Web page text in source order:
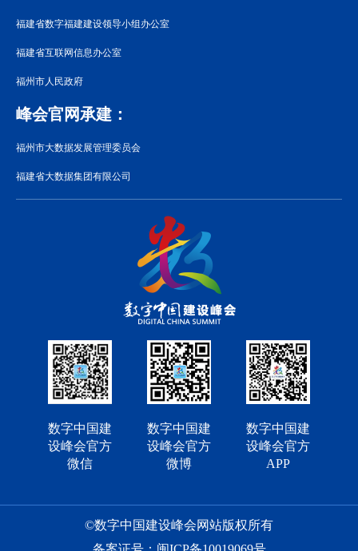
福建省数字福建建设领导小组办公室
福建省互联网信息办公室
福州市人民政府
峰会官网承建：
福州市大数据发展管理委员会
福建省大数据集团有限公司
数字中国建
设峰会官方
微信
数字中国建
设峰会官方
微博
数字中国建
设峰会官方
APP
©数字中国建设峰会网站版权所有